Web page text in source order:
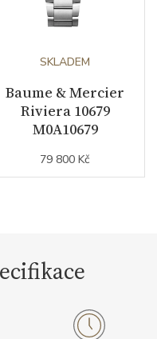
SKLADEM
Baume & Mercier
Riviera 10679
M0A10679
79 800 Kč